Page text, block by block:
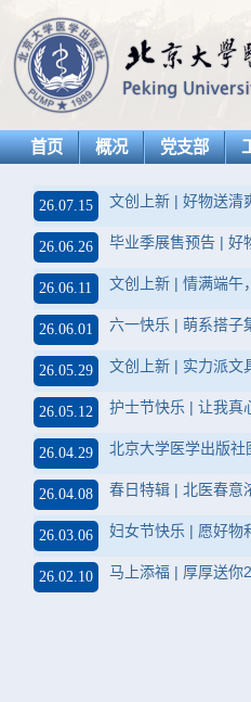
首页 概况 党支部
26.07.15 文创上新 | 好物送清
26.06.26 毕业季展售预告 | 好
26.06.11 文创上新 | 情满端午
26.06.01 六一快乐 | 萌系搭子
26.05.29 文创上新 | 实力派文
26.05.12 护士节快乐 | 让我真
26.04.29 北京大学医学出版社
26.04.08 春日特辑 | 北医春意
26.03.06 妇女节快乐 | 愿好物
26.02.10 马上添福 | 厚厚送你